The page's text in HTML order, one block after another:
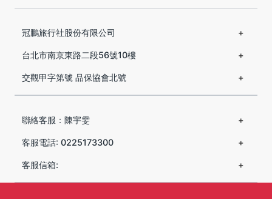
冠鵬旅行社股份有限公司
台北市南京東路二段56號10樓
交觀甲字第號 品保協會北號
聯絡客服：陳宇雯
客服電話: 0225173300
客服信箱: